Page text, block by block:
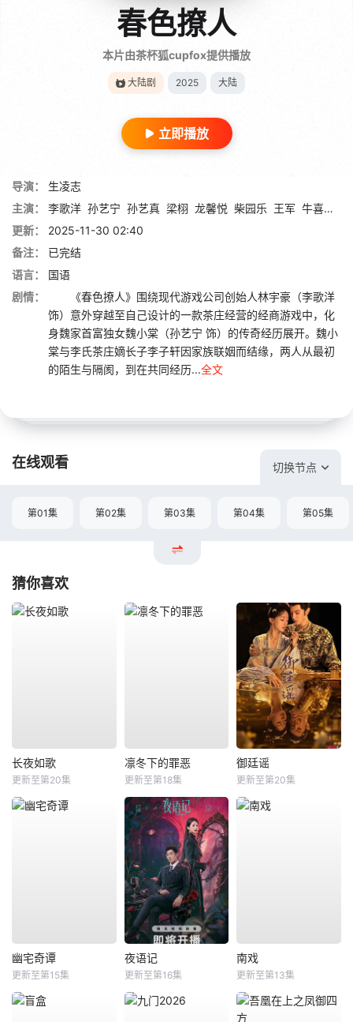
春色撩人
本片由茶杯狐cupfox提供播放
大陆剧 2025 大陆
立即播放
导演：
生凌志
主演：
李歌洋 孙艺宁 孙艺真 梁栩 龙馨悦 柴园乐 王军 牛喜奎
更新：
2025-11-30 02:40
备注：
已完结
语言：
国语
剧情：
《春色撩人》围绕现代游戏公司创始人林宇豪（李歌洋
饰）意外穿越至自己设计的一款茶庄经营的经商游戏中，化
身魏家首富独女魏小棠（孙艺宁 饰）的传奇经历展开。魏小
棠与李氏茶庄嫡长子李子轩因家族联姻而结缘，两人从最初
的陌生与隔阂，到在共同经历...全文
在线观看 切换节点
第01集 第02集 第03集 第04集 第05集
猜你喜欢
长夜如歌
更新至第20集
凛冬下的罪恶
更新至第18集
御廷谣
更新至第20集
幽宅奇谭
更新至第15集
夜语记
更新至第16集
南戏
更新至第13集